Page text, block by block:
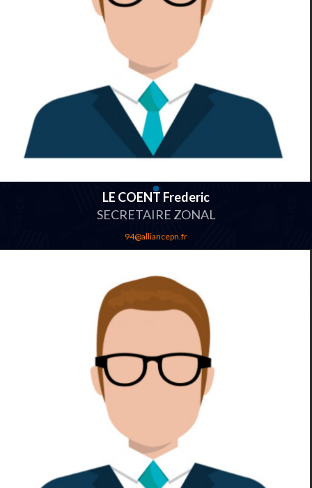
LE COENT Frederic
SECRETAIRE ZONAL
94@alliancepn.fr